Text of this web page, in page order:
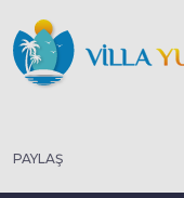
PAYLAŞ